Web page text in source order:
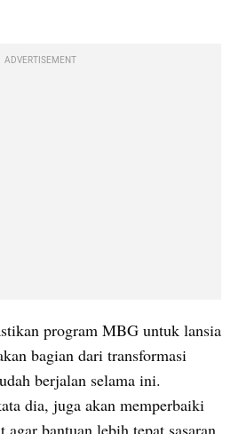
ADVERTISEMENT
program MBG untuk lansia
bagian dari transformasi
berjalan selama ini.
dia, juga akan memperbaiki
bantuan lebih tepat sasaran.